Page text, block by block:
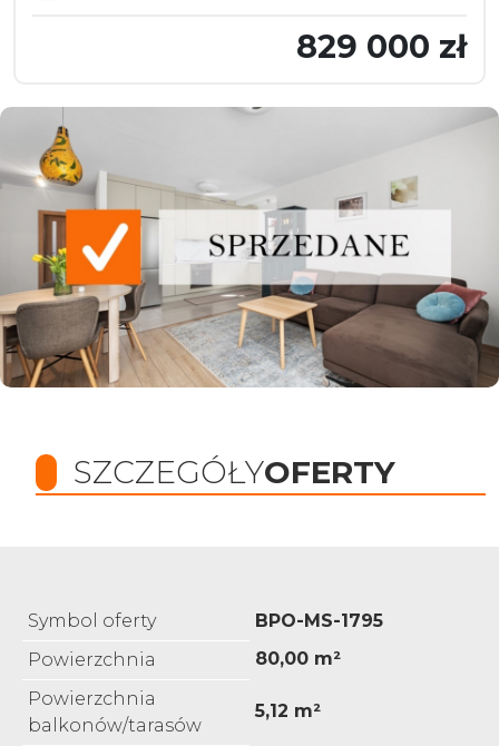
829 000 zł
SZCZEGÓŁYOFERTY
Symbol oferty
BPO-MS-1795
Powierzchnia
80,00 m²
Powierzchnia
balkonów/tarasów
5,12 m²